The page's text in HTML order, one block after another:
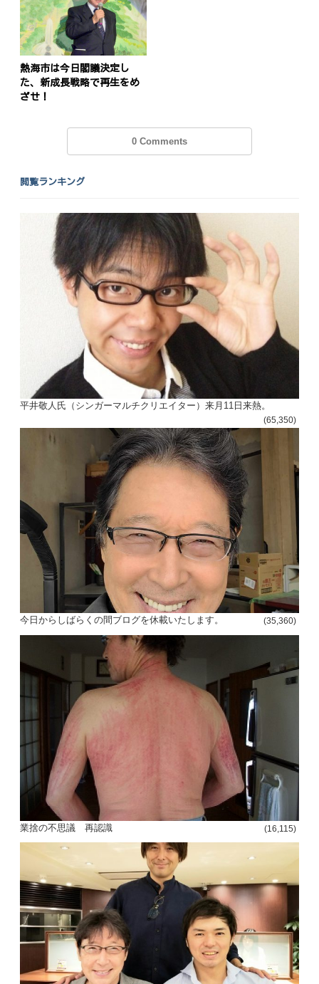
熱海市は今日閣議決定し
た、新成長戦略で再生をめ
ざせ！
0 Comments
閲覧ランキング
平井敬人氏（シンガーマルチクリエイター）来月11日来熱。
(65,350)
今日からしばらくの間ブログを休載いたします。 (35,360)
業捨の不思議 再認識 (16,115)